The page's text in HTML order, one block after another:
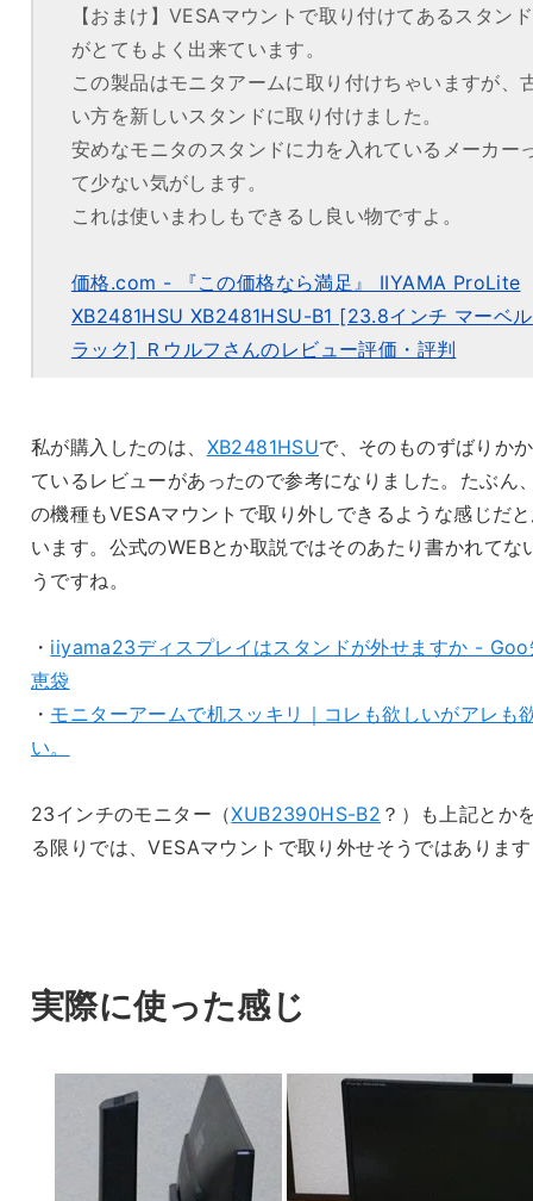
【おまけ】VESAマウントで取り付けてあるスタンド
がとてもよく出来ています。
この製品はモニタアームに取り付けちゃいますが、
い方を新しいスタンドに取り付けました。
安めなモニタのスタンドに力を入れているメーカー
て少ない気がします。
これは使いまわしもできるし良い物ですよ。
価格.com - 『この価格なら満足』 IIYAMA ProLite
XB2481HSU XB2481HSU-B1 [23.8インチ マーベ
ラック] Ｒウルフさんのレビュー評価・評判
私が購入したのは、 XB2481HSUで、そのものずばりか
ているレビューがあったので参考になりました。たぶん
の機種もVESAマウントで取り外しできるような感じだ
います。公式のWEBとか取説ではそのあたり書かれてな
うですね。
・ iiyama23ディスプレイはスタンドが外せますか - Goo
恵袋
・ モニターアームで机スッキリ｜コレも欲しいがアレも
い。
23インチのモニター（XUB2390HS-B2 ？）も上記とか
る限りでは、VESAマウントで取り外せそうではありま
実際に使った感じ